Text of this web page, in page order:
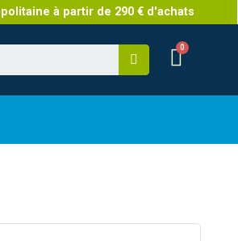
à partir de 290 € d'achats